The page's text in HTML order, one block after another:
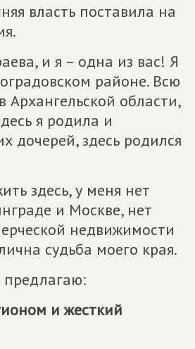
власть поставила на
и я – одна из вас! Я
районе. Всю
Архангельской области,
я родила и
дочерей, здесь родился
здесь, у меня нет
и Москве, нет
недвижимости
судьба моего края.
предлагаю:
и жесткий